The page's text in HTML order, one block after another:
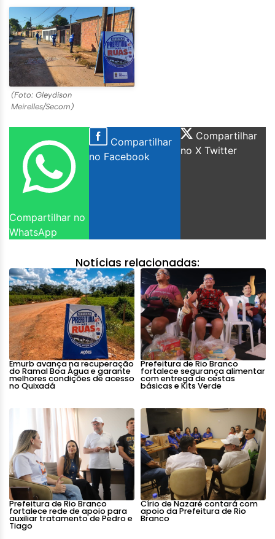
(Foto: Gleydison
Meirelles/Secom)
Compartilhar no
WhatsApp
Compartilhar
no Facebook
Compartilhar
no X Twitter
Notícias relacionadas:
Emurb avança na recuperação
do Ramal Boa Água e garante
melhores condições de acesso
no Quixadá
Prefeitura de Rio Branco
fortalece segurança alimentar
com entrega de cestas
básicas e Kits Verde
Prefeitura de Rio Branco
fortalece rede de apoio para
auxiliar tratamento de Pedro e
Tiago
Círio de Nazaré contará com
apoio da Prefeitura de Rio
Branco